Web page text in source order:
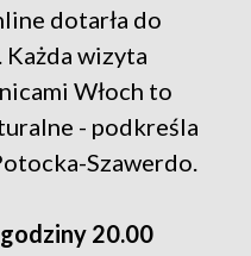
dotarła do
wizyta
Włoch to
- podkreśla
Szawerdo.
20.00